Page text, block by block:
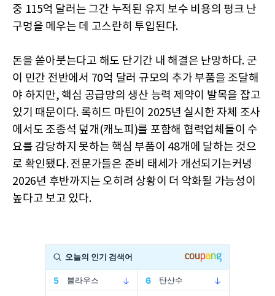
중 115억 달러는 그간 누적된 유지 보수 비용의 펑크 난
구멍을 메우는 데 고스란히 투입된다.
돈을 쏟아붓는다고 해도 단기간 내 해결은 난망하다. 군
이 민간 전반에서 70억 달러 규모의 추가 부품을 조달해
야 하지만, 핵심 공급망의 생산 능력 제약이 발목을 잡고
있기 때문이다. 록히드 마틴이 2025년 실시한 자체 조사
에서도 조종석 덮개(캐노피)를 포함해 협력업체들이 수
요를 감당하지 못하는 핵심 부품이 48개에 달하는 것으
로 확인됐다. 전문가들은 준비 태세가 개선되기는커녕
2026년 후반까지는 오히려 상황이 더 악화될 가능성이
높다고 보고 있다.